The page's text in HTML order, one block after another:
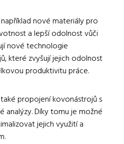
nové materiály pro
a lepší odolnost vůči
nové technologie
které zvyšují jejich odolnost
produktivitu práce.
propojení kovonástrojů s
Díky tomu je možné
jejich využití a